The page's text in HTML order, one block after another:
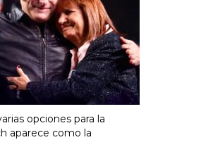
opciones para la
aparece como la